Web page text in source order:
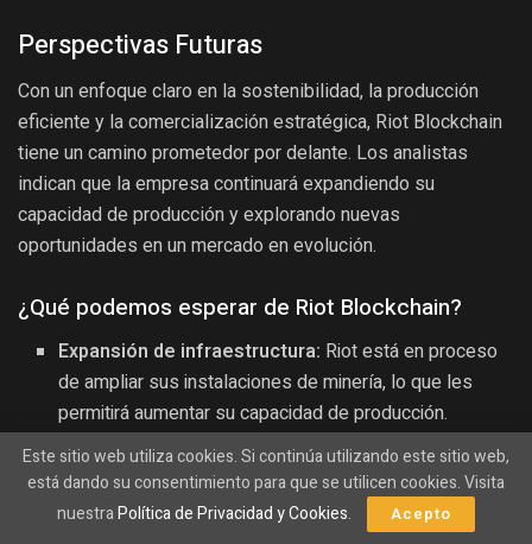
Perspectivas Futuras
Con un enfoque claro en la sostenibilidad, la producción
eficiente y la comercialización estratégica, Riot Blockchain
tiene un camino prometedor por delante. Los analistas
indican que la empresa continuará expandiendo su
capacidad de producción y explorando nuevas
oportunidades en un mercado en evolución.
¿Qué podemos esperar de Riot Blockchain?
Expansión de infraestructura: Riot está en proceso
de ampliar sus instalaciones de minería, lo que les
permitirá aumentar su capacidad de producción.
Innovación tecnológica:Se prevé que la empresa
continúe invirtiendo en tecnología que optimice sus
operaciones y reduzca su huella ambiental.
Este sitio web utiliza cookies. Si continúa utilizando este sitio web,
está dando su consentimiento para que se utilicen cookies. Visita
nuestraPolítica de Privacidad y Cookies. Acepto